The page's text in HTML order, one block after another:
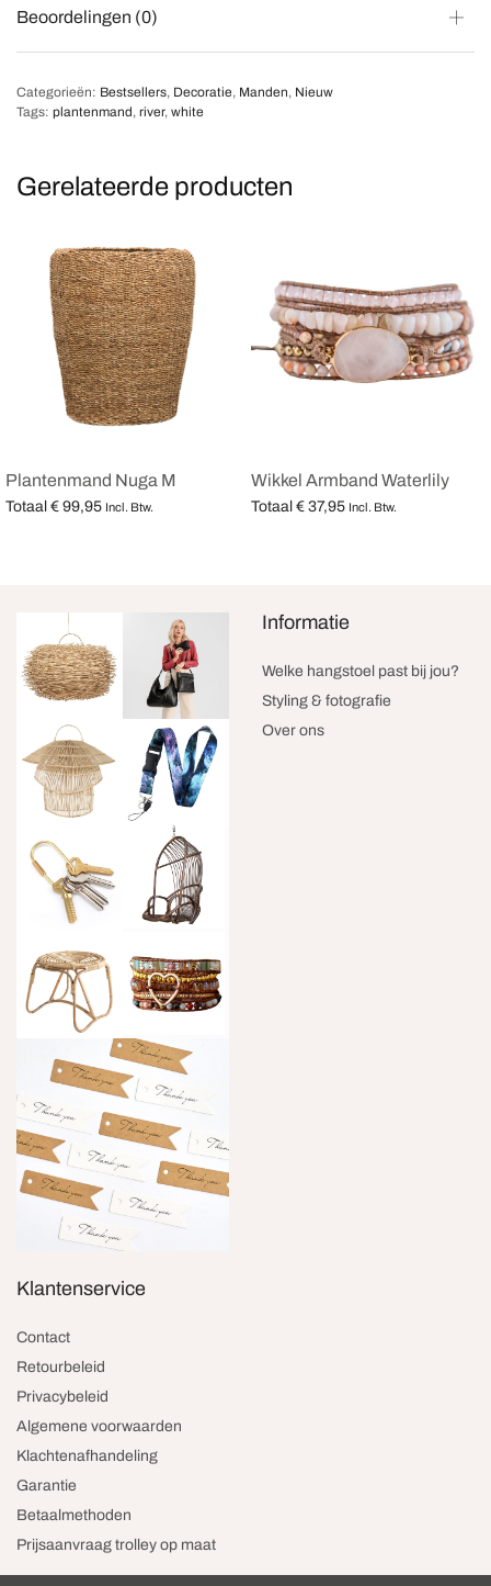
Beoordelingen (0)
Categorieën: Bestsellers, Decoratie, Manden, Nieuw
Tags: plantenmand, river, white
Gerelateerde producten
Plantenmand Nuga M
Totaal € 99,95 Incl. Btw.
Wikkel Armband Waterlily
Totaal € 37,95 Incl. Btw.
Informatie
Welke hangstoel past bij jou?
Styling & fotografie
Over ons
Klantenservice
Contact
Retourbeleid
Privacybeleid
Algemene voorwaarden
Klachtenafhandeling
Garantie
Betaalmethoden
Prijsaanvraag trolley op maat